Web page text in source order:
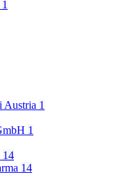
1
Austria 1
1
14
14